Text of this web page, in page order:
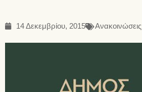
14 Δεκεμβρίου, 2015 Ανακοινώσεις